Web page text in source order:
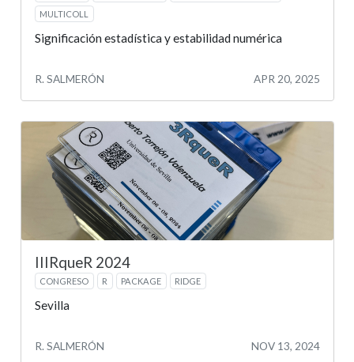
MULTICOLL
Significación estadística y estabilidad numérica
R. SALMERÓN APR 20, 2025
IIIRqueR 2024
CONGRESO R PACKAGE RIDGE
Sevilla
R. SALMERÓN NOV 13, 2024